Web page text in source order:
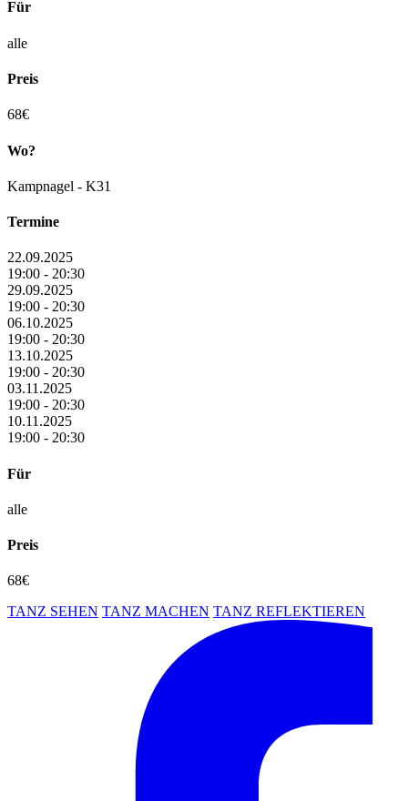
Für
alle
Preis
68€
Wo?
Kampnagel - K31
Termine
22.09.2025
19:00 - 20:30
29.09.2025
19:00 - 20:30
06.10.2025
19:00 - 20:30
13.10.2025
19:00 - 20:30
03.11.2025
19:00 - 20:30
10.11.2025
19:00 - 20:30
Für
alle
Preis
68€
TANZ SEHEN TANZ MACHEN TANZ REFLEKTIEREN